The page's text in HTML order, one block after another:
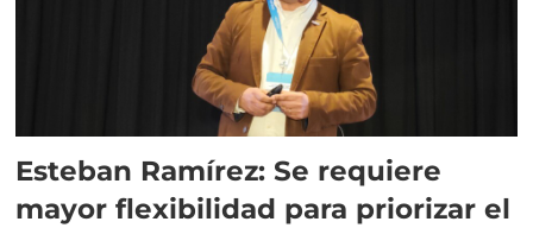
Esteban Ramírez: Se requiere
mayor flexibilidad para priorizar el